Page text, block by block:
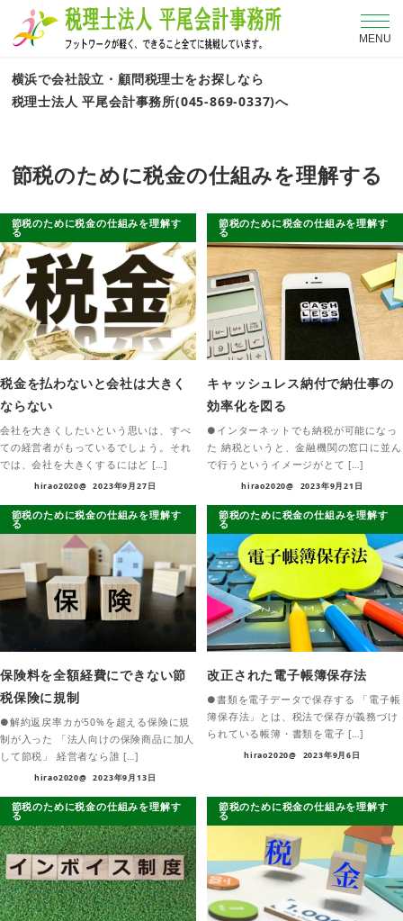
MENU
横浜で会社設立・顧問税理士をお探しなら
税理士法人 平尾会計事務所(045-869-0337)へ
節税のために税金の仕組みを理解する
節税のために税金の仕組みを理解す
る
税金を払わないと会社は大きく
ならない
会社を大きくしたいという思いは、すべ
ての経営者がもっているでしょう。それ
では、会社を大きくするにはど […]
hirao2020@ 2023年9月27日
節税のために税金の仕組みを理解す
る
キャッシュレス納付で納仕事の
効率化を図る
●インターネットでも納税が可能になっ
た 納税というと、金融機関の窓口に並ん
で行うというイメージがとて […]
hirao2020@ 2023年9月21日
節税のために税金の仕組みを理解す
る
保険料を全額経費にできない節
税保険に規制
●解約返戻率カが50%を超える保険に規
制が入った 「法人向けの保険商品に加人
して節税」 経営者なら誰 […]
hirao2020@ 2023年9月13日
節税のために税金の仕組みを理解す
る
改正された電子帳簿保存法
●書類を電子データで保存する 「電子帳
簿保存法」とは、税法で保存が義務づけ
られている帳簿・書類を電子 […]
hirao2020@ 2023年9月6日
節税のために税金の仕組みを理解す
る
節税のために税金の仕組みを理解す
る